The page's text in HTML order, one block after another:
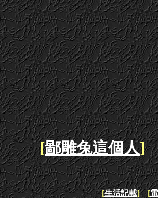
[鄙雕兔這個人]
[生活記載] [